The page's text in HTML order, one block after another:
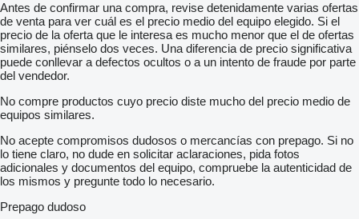
Antes de confirmar una compra, revise detenidamente varias ofertas
de venta para ver cuál es el precio medio del equipo elegido. Si el
precio de la oferta que le interesa es mucho menor que el de ofertas
similares, piénselo dos veces. Una diferencia de precio significativa
puede conllevar a defectos ocultos o a un intento de fraude por parte
del vendedor.
No compre productos cuyo precio diste mucho del precio medio de
equipos similares.
No acepte compromisos dudosos o mercancías con prepago. Si no
lo tiene claro, no dude en solicitar aclaraciones, pida fotos
adicionales y documentos del equipo, compruebe la autenticidad de
los mismos y pregunte todo lo necesario.
Prepago dudoso